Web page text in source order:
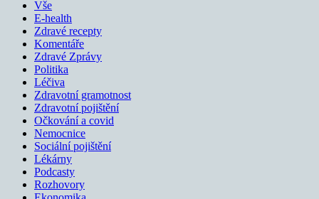
Vše
E-health
Zdravé recepty
Komentáře
Zdravé Zprávy
Politika
Léčiva
Zdravotní gramotnost
Zdravotní pojištění
Očkování a covid
Nemocnice
Sociální pojištění
Lékárny
Podcasty
Rozhovory